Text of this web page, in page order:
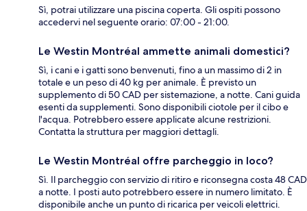
Sì, potrai utilizzare una piscina coperta. Gli ospiti possono
accedervi nel seguente orario: 07:00 - 21:00.
Le Westin Montréal ammette animali domestici?
Sì, i cani e i gatti sono benvenuti, fino a un massimo di 2 in
totale e un peso di 40 kg per animale. È previsto un
supplemento di 50 CAD per sistemazione, a notte. Cani guida
esenti da supplementi. Sono disponibili ciotole per il cibo e
l'acqua. Potrebbero essere applicate alcune restrizioni.
Contatta la struttura per maggiori dettagli.
Le Westin Montréal offre parcheggio in loco?
Sì. Il parcheggio con servizio di ritiro e riconsegna costa 48 CAD
a notte. I posti auto potrebbero essere in numero limitato. È
disponibile anche un punto di ricarica per veicoli elettrici.